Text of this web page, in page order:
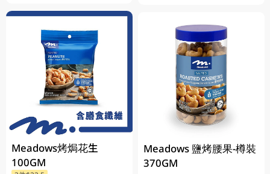
Meadows烤焗花生
100GM
Meadows 鹽烤腰果-樽裝
370GM